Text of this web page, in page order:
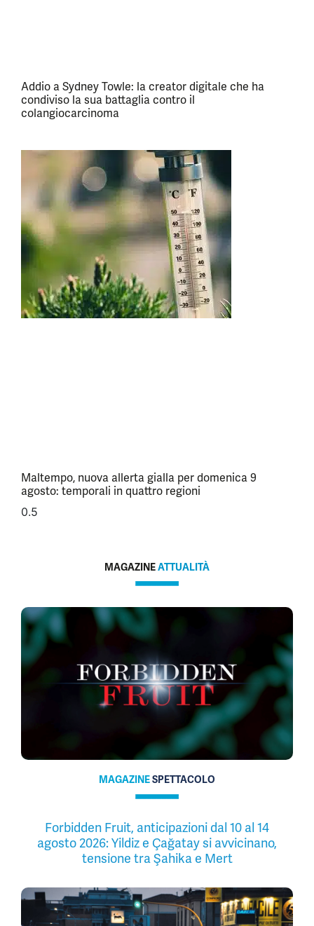
Addio a Sydney Towle: la creator digitale che ha
condiviso la sua battaglia contro il
colangiocarcinoma
Maltempo, nuova allerta gialla per domenica 9
agosto: temporali in quattro regioni
MAGAZINEATTUALITÀ
MAGAZINESPETTACOLO
Forbidden Fruit, anticipazioni dal 10 al 14
agosto 2026: Yildiz e Çağatay si avvicinano,
tensione tra Şahika e Mert